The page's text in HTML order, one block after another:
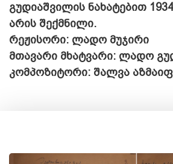
გუდიაშვილის ნახატებით
არის შექმნილი.
რეჟისორი: ლადო მუჯირი
მთავარი მხატვარი: ლადო
კომპოზიტორი: შალვა